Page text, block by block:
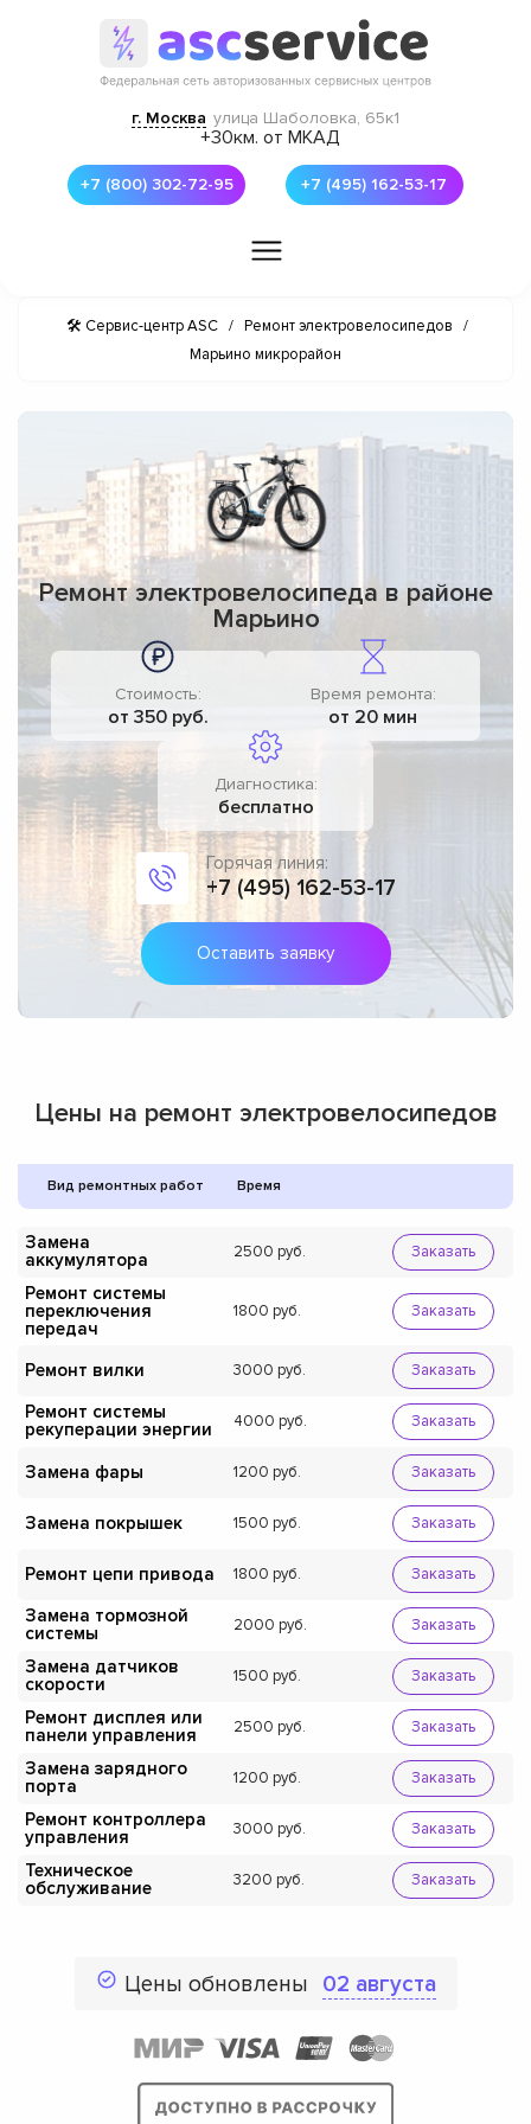
г. Москва улица Шаболовка, 65к1
+30км. от МКАД
+7 (800) 302-72-95 +7 (495) 162-53-17
🛠 Сервис-центр ASC / Ремонт электровелосипедов
/
Марьино микрорайон
Ремонт электровелосипеда в районе
Марьино
Стоимость:
от 350 руб.
Время ремонта:
от 20 мин
Диагностика:
бесплатно
Горячая линия:
+7 (495) 162-53-17
Оставить заявку
Цены на ремонт электровелосипедов
Вид ремонтных работ Время
Замена
аккумулятора
2500 Заказать
Ремонт системы
переключения
передач
1800 Заказать
Ремонт вилки 3000 Заказать
Ремонт системы
рекуперации энергии
4000 Заказать
Замена фары 1200 Заказать
Замена покрышек 1500 Заказать
Ремонт цепи привода 1800 Заказать
Замена тормозной
системы
2000 Заказать
Замена датчиков
скорости
1500 Заказать
Ремонт дисплея или
панели управления
2500 Заказать
Замена зарядного
порта
1200 Заказать
Ремонт контроллера
управления
3000 Заказать
Техническое
обслуживание
3200 Заказать
Цены обновлены 02 августа